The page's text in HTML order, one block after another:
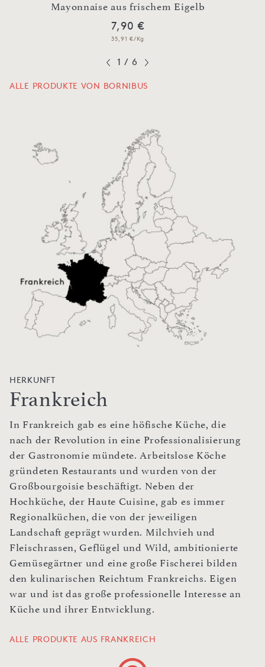
Mayonnaise aus frischem Eigelb
7,90 €
35,91 €/Kg
1 / 6
ALLE PRODUKTE VON BORNIBUS
HERKUNFT
Frankreich
In Frankreich gab es eine höfische Küche, die
nach der Revolution in eine Professionalisierung
der Gastronomie mündete. Arbeitslose Köche
gründeten Restaurants und wurden von der
Großbourgoisie beschäftigt. Neben der
Hochküche, der Haute Cuisine, gab es immer
Regionalküchen, die von der jeweiligen
Landschaft geprägt wurden. Milchvieh und
Fleischrassen, Geflügel und Wild, ambitionierte
Gemüsegärtner und eine große Fischerei bilden
den kulinarischen Reichtum Frankreichs. Eigen
war und ist das große professionelle Interesse an
Küche und ihrer Entwicklung.
ALLE PRODUKTE AUS FRANKREICH